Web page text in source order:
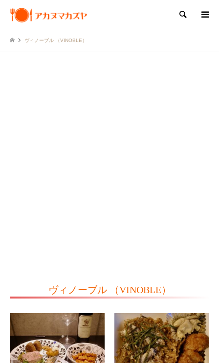
検索
ヴィノーブル （VINOBLE）
ヴィノーブル （VINOBLE）